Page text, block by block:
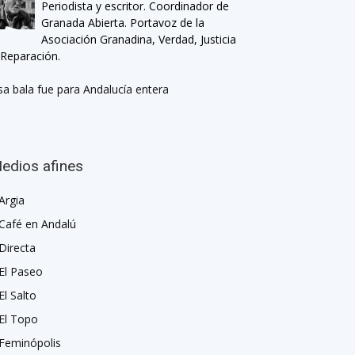
Periodista y escritor. Coordinador de
Granada Abierta. Portavoz de la
Asociación Granadina, Verdad, Justicia
bala fue para Andalucía entera
afines
en Andalú
Directa
El Paseo
El Salto
El Topo
Feminópolis